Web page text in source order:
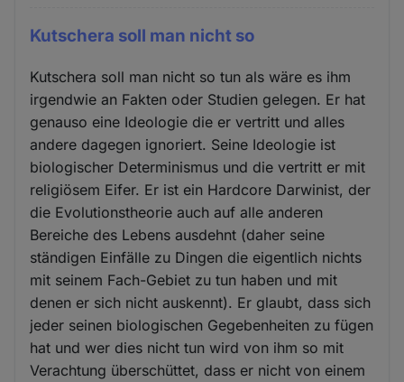
Kutschera soll man nicht so
Kutschera soll man nicht so tun als wäre es ihm
irgendwie an Fakten oder Studien gelegen. Er hat
genauso eine Ideologie die er vertritt und alles
andere dagegen ignoriert. Seine Ideologie ist
biologischer Determinismus und die vertritt er mit
religiösem Eifer. Er ist ein Hardcore Darwinist, der
die Evolutionstheorie auch auf alle anderen
Bereiche des Lebens ausdehnt (daher seine
ständigen Einfälle zu Dingen die eigentlich nichts
mit seinem Fach-Gebiet zu tun haben und mit
denen er sich nicht auskennt). Er glaubt, dass sich
jeder seinen biologischen Gegebenheiten zu fügen
hat und wer dies nicht tun wird von ihm so mit
Verachtung überschüttet, dass er nicht von einem